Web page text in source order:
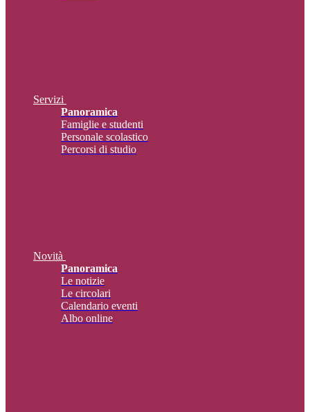
Servizi
Panoramica
Famiglie e studenti
Personale scolastico
Percorsi di studio
Novità
Panoramica
Le notizie
Le circolari
Calendario eventi
Albo online